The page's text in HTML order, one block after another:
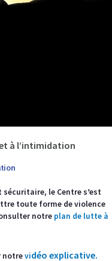
à l’intimidation
le Centre s’est
toute forme de violence
notre plan de lutte à
notrevidéo explicative.